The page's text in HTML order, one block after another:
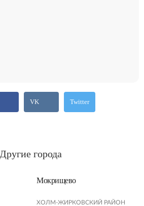
VK Twitter
Другие города
Мокрищево
ХОЛМ-ЖИРКОВСКИЙ РАЙОН